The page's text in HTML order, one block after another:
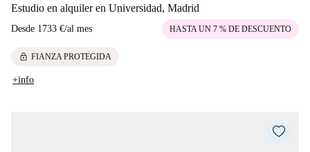
Estudio en alquiler en Universidad, Madrid
Desde 1733 €/al mes HASTA UN 7 % DE DESCUENTO
lock FIANZA PROTEGIDA
+info